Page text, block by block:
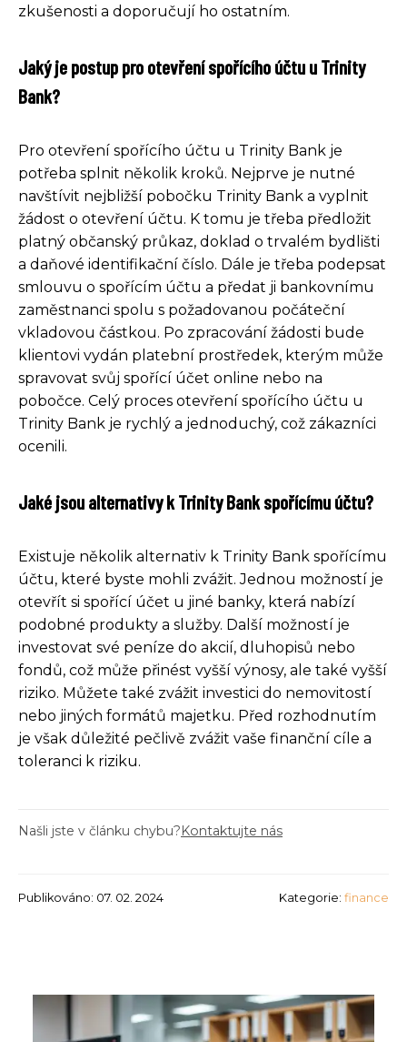
zkušenosti a doporučují ho ostatním.
Jaký je postup pro otevření spořícího účtu u Trinity
Bank?
Pro otevření spořícího účtu u Trinity Bank je
potřeba splnit několik kroků. Nejprve je nutné
navštívit nejbližší pobočku Trinity Bank a vyplnit
žádost o otevření účtu. K tomu je třeba předložit
platný občanský průkaz, doklad o trvalém bydlišti
a daňové identifikační číslo. Dále je třeba podepsat
smlouvu o spořícím účtu a předat ji bankovnímu
zaměstnanci spolu s požadovanou počáteční
vkladovou částkou. Po zpracování žádosti bude
klientovi vydán platební prostředek, kterým může
spravovat svůj spořící účet online nebo na
pobočce. Celý proces otevření spořícího účtu u
Trinity Bank je rychlý a jednoduchý, což zákazníci
ocenili.
Jaké jsou alternativy k Trinity Bank spořícímu účtu?
Existuje několik alternativ k Trinity Bank spořícímu
účtu, které byste mohli zvážit. Jednou možností je
otevřít si spořící účet u jiné banky, která nabízí
podobné produkty a služby. Další možností je
investovat své peníze do akcií, dluhopisů nebo
fondů, což může přinést vyšší výnosy, ale také vyšší
riziko. Můžete také zvážit investici do nemovitostí
nebo jiných formátů majetku. Před rozhodnutím
je však důležité pečlivě zvážit vaše finanční cíle a
toleranci k riziku.
Našli jste v článku chybu?Kontaktujte nás
Publikováno: 07. 02. 2024 Kategorie: finance